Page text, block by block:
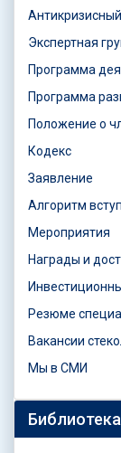
Экспертная
Программа
Программа
Положение о
Кодекс
Заявление
Алгоритм
Мероприятия
Награды и
Резюме
Вакансии
Мы в СМИ
Библиотека